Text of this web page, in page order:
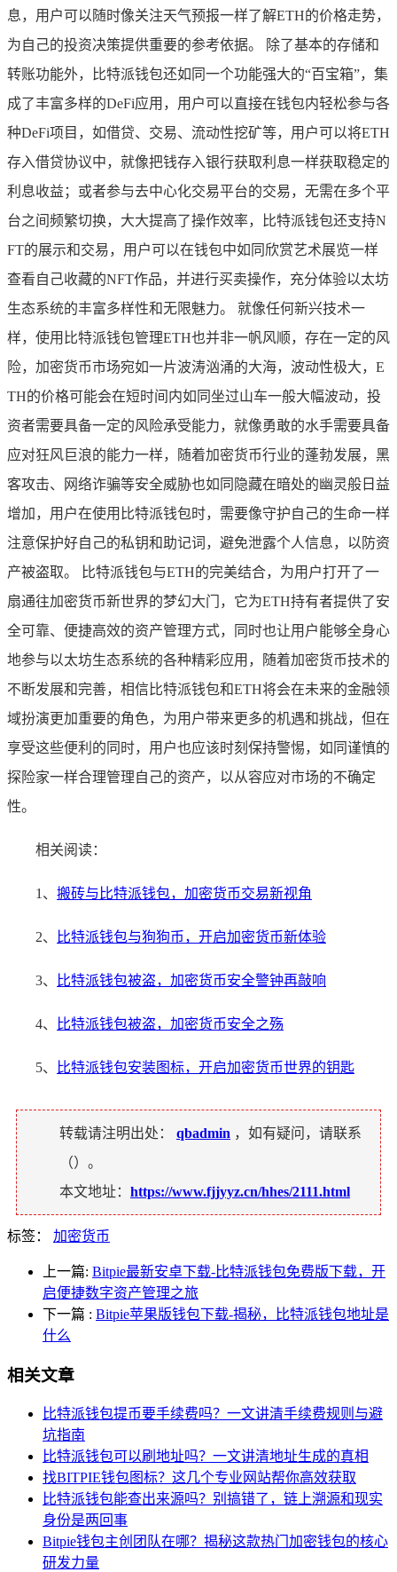
息，用户可以随时像关注天气预报一样了解ETH的价格走势，
为自己的投资决策提供重要的参考依据。 除了基本的存储和
转账功能外，比特派钱包还如同一个功能强大的“百宝箱”，集
成了丰富多样的DeFi应用，用户可以直接在钱包内轻松参与各
种DeFi项目，如借贷、交易、流动性挖矿等，用户可以将ETH
存入借贷协议中，就像把钱存入银行获取利息一样获取稳定的
利息收益；或者参与去中心化交易平台的交易，无需在多个平
台之间频繁切换，大大提高了操作效率，比特派钱包还支持N
FT的展示和交易，用户可以在钱包中如同欣赏艺术展览一样
查看自己收藏的NFT作品，并进行买卖操作，充分体验以太坊
生态系统的丰富多样性和无限魅力。 就像任何新兴技术一
样，使用比特派钱包管理ETH也并非一帆风顺，存在一定的风
险，加密货币市场宛如一片波涛汹涌的大海，波动性极大，E
TH的价格可能会在短时间内如同坐过山车一般大幅波动，投
资者需要具备一定的风险承受能力，就像勇敢的水手需要具备
应对狂风巨浪的能力一样，随着加密货币行业的蓬勃发展，黑
客攻击、网络诈骗等安全威胁也如同隐藏在暗处的幽灵般日益
增加，用户在使用比特派钱包时，需要像守护自己的生命一样
注意保护好自己的私钥和助记词，避免泄露个人信息，以防资
产被盗取。 比特派钱包与ETH的完美结合，为用户打开了一
扇通往加密货币新世界的梦幻大门，它为ETH持有者提供了安
全可靠、便捷高效的资产管理方式，同时也让用户能够全身心
地参与以太坊生态系统的各种精彩应用，随着加密货币技术的
不断发展和完善，相信比特派钱包和ETH将会在未来的金融领
域扮演更加重要的角色，为用户带来更多的机遇和挑战，但在
享受这些便利的同时，用户也应该时刻保持警惕，如同谨慎的
探险家一样合理管理自己的资产，以从容应对市场的不确定
性。
相关阅读：
1、 搬砖与比特派钱包，加密货币交易新视角
2、 比特派钱包与狗狗币，开启加密货币新体验
3、 比特派钱包被盗，加密货币安全警钟再敲响
4、 比特派钱包被盗，加密货币安全之殇
5、 比特派钱包安装图标，开启加密货币世界的钥匙
转载请注明出处： qbadmin ，如有疑问，请联系
（）。
本文地址： https://www.fjjyyz.cn/hhes/2111.html
标签： 加密货币
上一篇: Bitpie最新安卓下载-比特派钱包免费版下载，开
启便捷数字资产管理之旅
下一篇 : Bitpie苹果版钱包下载-揭秘，比特派钱包地址是
什么
相关文章
比特派钱包提币要手续费吗？一文讲清手续费规则与避
坑指南
比特派钱包可以刷地址吗？一文讲清地址生成的真相
找BITPIE钱包图标？这几个专业网站帮你高效获取
比特派钱包能查出来源吗？别搞错了，链上溯源和现实
身份是两回事
Bitpie钱包主创团队在哪？揭秘这款热门加密钱包的核心
研发力量